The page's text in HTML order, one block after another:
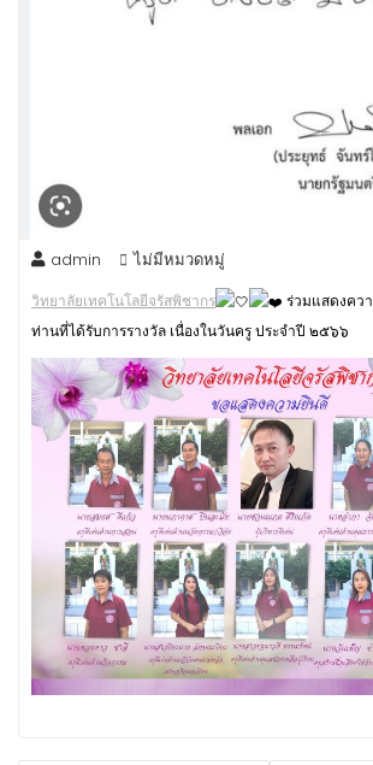
admin ไม่มีหมวดหมู่
วิทยาลัยเทคโนโลยีจรัสพิชากร
ร่วมแสดงคว
ท่านที่ได้รับการรางวัล เนื่องในวันครู ประจำปี ๒๕๖๖